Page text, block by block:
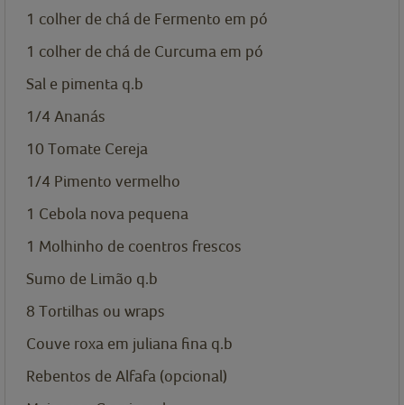
1 colher de chá de Fermento em pó
1 colher de chá de Curcuma em pó
Sal e pimenta q.b
1/4 Ananás
10 Tomate Cereja
1/4 Pimento vermelho
1 Cebola nova pequena
1 Molhinho de coentros frescos
Sumo de Limão q.b
8 Tortilhas ou wraps
Couve roxa em juliana fina q.b
Rebentos de Alfafa (opcional)